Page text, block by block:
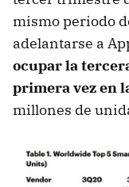
mismo periodo
adelantarse a
ocupar la
primera vez en
millones de